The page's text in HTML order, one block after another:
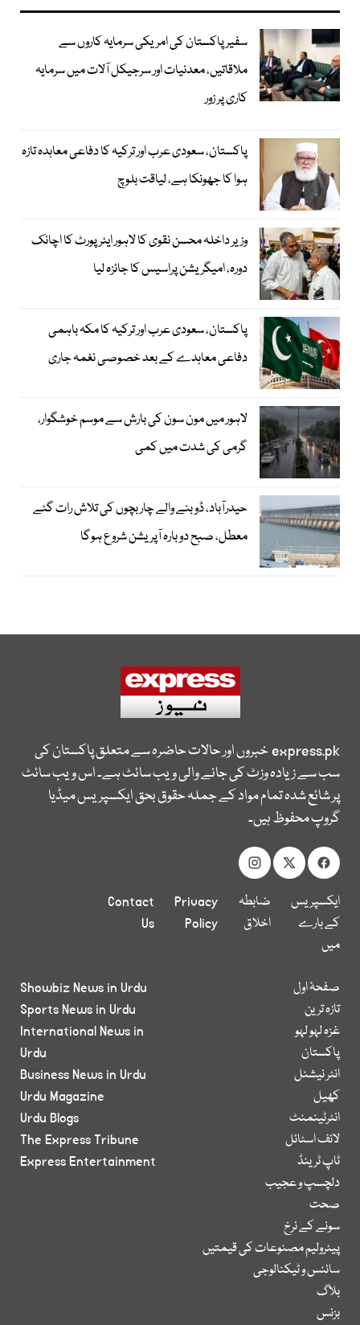
سفیر پاکستان کی امریکی سرمایہ کاروں سے
ملاقاتیں، معدنیات اور سرجیکل آلات میں سرمایہ
کاری پر زور
پاکستان، سعودی عرب اور ترکیہ کا دفاعی معاہدہ تازہ
ہوا کا جھونکا ہے، لیاقت بلوچ
وزیر داخلہ محسن نقوی کا لاہور ایئر پورٹ کا اچانک
دورہ، امیگریشن پراسیس کا جائزہ لیا
پاکستان، سعودی عرب اور ترکیہ کا مکہ باہمی
دفاعی معاہدے کے بعد خصوصی نغمہ جاری
لاہور میں مون سون کی بارش سے موسم خوشگوار،
گرمی کی شدت میں کمی
حیدرآباد، ڈوبنے والے چار بچوں کی تلاش رات گئے
معطل، صبح دوبارہ آپریشن شروع ہوگا
express.pkخبروں اور حالات حاضرہ سے متعلق پاکستان کی
سب سے زیادہ وزٹ کی جانے والی ویب سائٹ ہے۔ اس ویب سائٹ
پر شائع شدہ تمام مواد کے جملہ حقوق بحق ایکسپریس میڈیا
گروپ محفوظ ہیں۔
ایکسپریس
کے بارے
میں
ضابطہ
اخلاق
Privacy
Policy
Contact
Us
صفحۂ اول
تازہ ترین
غزہ لہو لہو
پاکستان
انٹر نیشنل
کھیل
انٹرٹینمنٹ
لائف اسٹائل
ٹاپ ٹرینڈ
دلچسپ و عجیب
صحت
سونے کے نرخ
پیٹرولیم مصنوعات کی قیمتیں
سائنس و ٹیکنالوجی
بلاگ
بزنس
Showbiz News in Urdu
Sports News in Urdu
International News in
Urdu
Business News in Urdu
Urdu Magazine
Urdu Blogs
The Express Tribune
Express Entertainment